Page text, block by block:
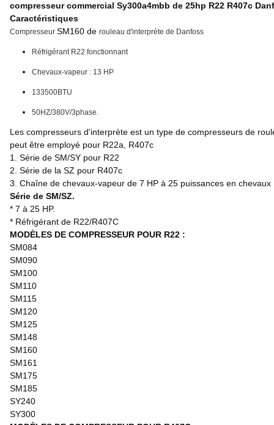
compresseur commercial Sy300a4mbb de 25hp R22 R407c
Caractéristiques
Compresseur SM160 de rouleau d'interprète de Danfoss
Réfrigérant R22 fonctionnant
Chevaux-vapeur : 13 HP
133500BTU
50HZ/380V/3phase.
Les compresseurs d'interprète est un type de compresseurs de
peut être employé pour R22a, R407c
1. Série de SM/SY pour R22
2. Série de la SZ pour R407c
3. Chaîne de chevaux-vapeur de 7 HP à 25 puissances en chevaux
Série de SM/SZ.
* 7 à 25 HP.
* Réfrigérant de R22/R407C
MODÈLES DE COMPRESSEUR POUR R22 :
SM084
SM090
SM100
SM110
SM115
SM120
SM125
SM148
SM160
SM161
SM175
SM185
SY240
SY300